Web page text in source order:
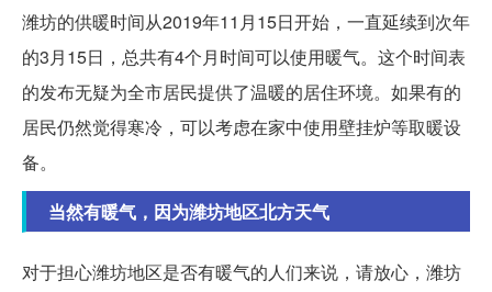
潍坊的供暖时间从2019年11月15日开始，一直延续到次年
的3月15日，总共有4个月时间可以使用暖气。这个时间表
的发布无疑为全市居民提供了温暖的居住环境。如果有的
居民仍然觉得寒冷，可以考虑在家中使用壁挂炉等取暖设
备。
当然有暖气，因为潍坊地区北方天气
对于担心潍坊地区是否有暖气的人们来说，请放心，潍坊